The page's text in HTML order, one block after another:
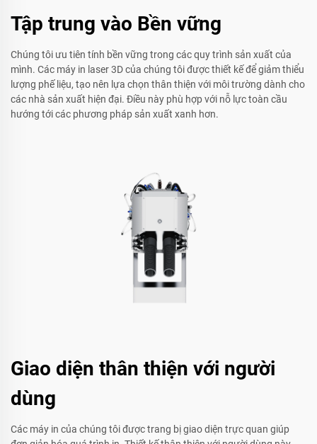
Tập trung vào Bền vững
Chúng tôi ưu tiên tính bền vững trong các quy trình sản xuất của
mình. Các máy in laser 3D của chúng tôi được thiết kế để giảm thiểu
lượng phế liệu, tạo nên lựa chọn thân thiện với môi trường dành cho
các nhà sản xuất hiện đại. Điều này phù hợp với nỗ lực toàn cầu
hướng tới các phương pháp sản xuất xanh hơn.
Giao diện thân thiện với người
dùng
Các máy in của chúng tôi được trang bị giao diện trực quan giúp